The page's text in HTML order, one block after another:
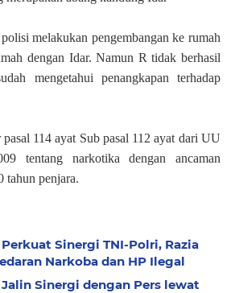
melakukan pengembangan ke rumah
dengan Idar. Namun R tidak berhasil
mengetahui penangkapan terhadap
114 ayat Sub pasal 112 ayat dari UU
tentang narkotika dengan ancaman
tahun penjara.
Sinergi TNI-Polri, Razia
Narkoba dan HP Ilegal
Sinergi dengan Pers lewat